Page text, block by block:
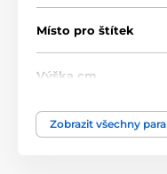
Místo pro štítek
Výška cm
Motiv
Zobrazit všechny